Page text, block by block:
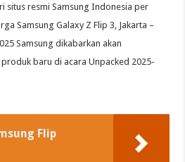
situs resmi Samsung Indonesia per
Samsung Galaxy Z Flip 3, Jakarta –
Samsung dikabarkan akan
baru di acara Unpacked 2025-
Flip